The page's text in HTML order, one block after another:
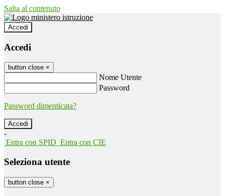
Salta al contenuto
Accedi
Accedi
button close ×
Nome Utente
Password
Password dimenticata?
-
Entra con SPID Entra con CIE
Seleziona utente
button close ×